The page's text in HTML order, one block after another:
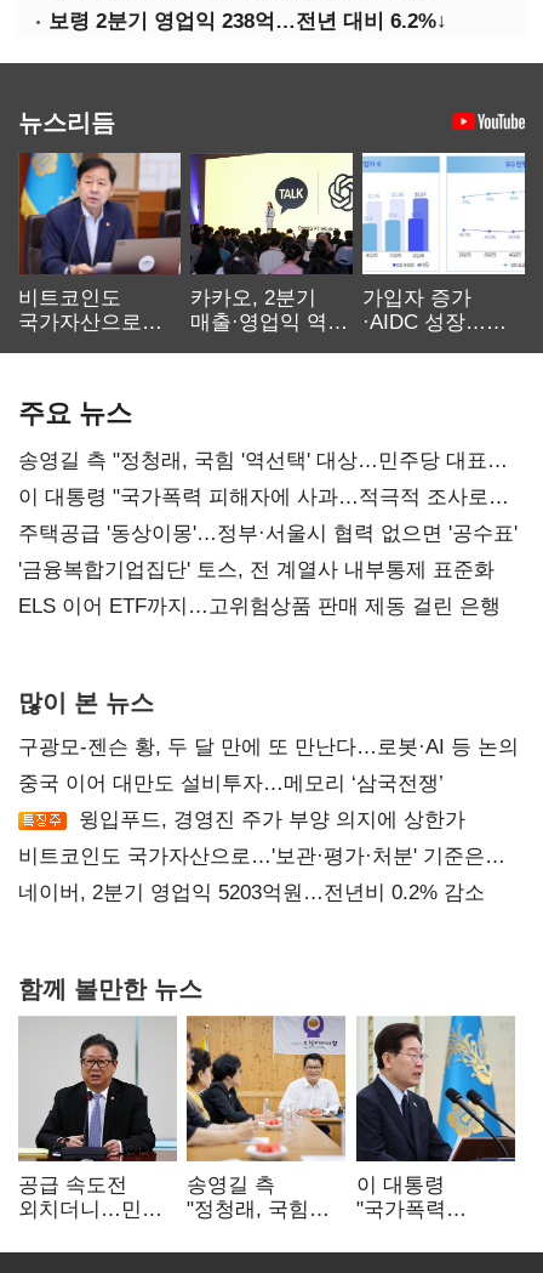
보령 2분기 영업익 238억…전년 대비 6.2%↓
뉴스리듬
비트코인도
국가자산으로…'
카카오, 2분기
매출·영업익 역대
가입자 증가
·AIDC 성장…
주요 뉴스
송영길 측 "정청래, 국힘 '역선택' 대상…민주당 대표로
총선 지휘 못해"
이 대통령 "국가폭력 피해자에 사과…적극적 조사로
진실 밝혀야"
주택공급 '동상이몽'…정부·서울시 협력 없으면 '공수표'
'금융복합기업집단' 토스, 전 계열사 내부통제 표준화
ELS 이어 ETF까지…고위험상품 판매 제동 걸린 은행
많이 본 뉴스
구광모-젠슨 황, 두 달 만에 또 만난다…로봇·AI 등 논의
중국 이어 대만도 설비투자…메모리 ‘삼국전쟁’
윙입푸드, 경영진 주가 부양 의지에 상한가
비트코인도 국가자산으로…'보관·평가·처분' 기준은
숙제
네이버, 2분기 영업익 5203억원…전년비 0.2% 감소
함께 볼만한 뉴스
공급 속도전
외치더니…민주,
리모델링'까지
송영길 측
"정청래, 국힘
민주당 대표로
이 대통령
"국가폭력
적극적 조사로